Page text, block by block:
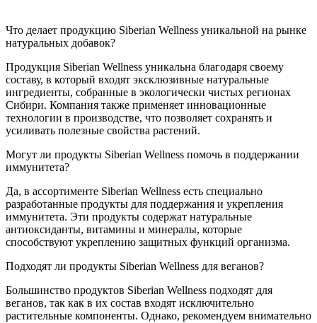
Что делает продукцию Siberian Wellness уникальной на рынке
натуральных добавок?
Продукция Siberian Wellness уникальна благодаря своему
составу, в который входят эксклюзивные натуральные
ингредиенты, собранные в экологически чистых регионах
Сибири. Компания также применяет инновационные
технологии в производстве, что позволяет сохранять и
усиливать полезные свойства растений.
Могут ли продукты Siberian Wellness помочь в поддержании
иммунитета?
Да, в ассортименте Siberian Wellness есть специально
разработанные продукты для поддержания и укрепления
иммунитета. Эти продукты содержат натуральные
антиоксиданты, витамины и минералы, которые
способствуют укреплению защитных функций организма.
Подходят ли продукты Siberian Wellness для веганов?
Большинство продуктов Siberian Wellness подходят для
веганов, так как в их состав входят исключительно
растительные компоненты. Однако, рекомендуем внимательно